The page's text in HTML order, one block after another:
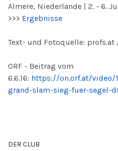
Almere, Niederlande | 2. - 6.
>>> Ergebnisse
Text- und Fotoquelle: profs.at
ORF - Beitrag vom
6.6.16: https://on.orf.at/video/
grand-slam-sieg-fuer-segel-
DER CLUB